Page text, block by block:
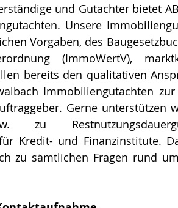
und Gutachter bietet
Unsere
Vorgaben, des
(ImmoWertV),
bereits den qualitativen
Immobiliengutachten
Gerne unterstützen
zu
Kredit- und Finanzinstitute.
zu sämtlichen Fragen rund